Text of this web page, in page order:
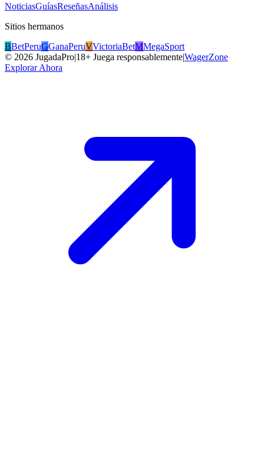
NoticiasGuíasReseñasAnálisis
Sitios hermanos
BBetPeruGGanaPeruVVictoriaBetMMegaSport
© 2026 JugadaPro|18+ Juega responsablemente|WagerZone
Explorar Ahora